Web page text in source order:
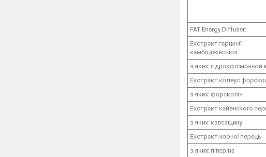
FAT Energy Diffuser:
Екстракт гарцинії
камбоджійської
з яких: гідроксілімонной
Екстракт колеус
з яких: форсколін
Екстракт кайенского
з яких: капсаїцину
Екстракт чорної перець
з яких: піперіна